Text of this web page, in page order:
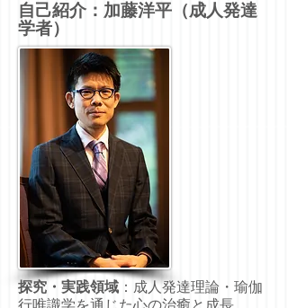
自己紹介：加藤洋平（成人発達
学者）
探究・実践領域 ：成人発達理論・瑜伽
行唯識学を通じた心の治癒と成長